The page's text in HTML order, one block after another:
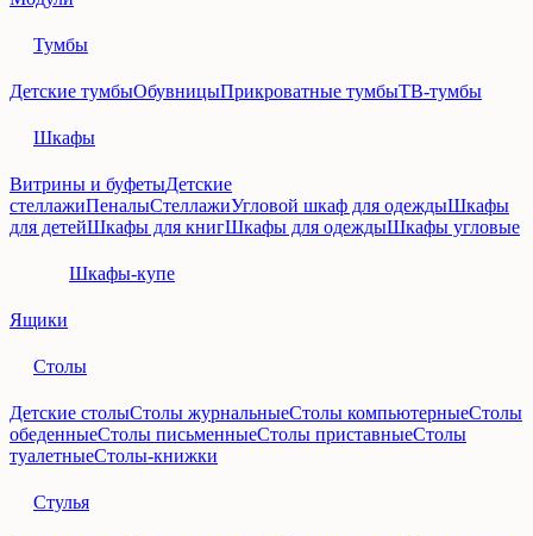
Тумбы
Детские тумбыОбувницыПрикроватные тумбыТВ-тумбы
Шкафы
Витрины и буфетыДетские
стеллажиПеналыСтеллажиУгловой шкаф для одеждыШкафы
для детейШкафы для книгШкафы для одеждыШкафы угловые
Шкафы-купе
Ящики
Столы
Детские столыСтолы журнальныеСтолы компьютерныеСтолы
обеденныеСтолы письменныеСтолы приставныеСтолы
туалетныеСтолы-книжки
Стулья